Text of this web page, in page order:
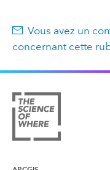
Vous avez un
concernant cette